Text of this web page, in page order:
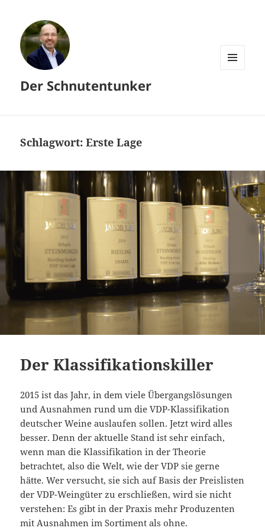
Der Schnutentunker
Schlagwort:Erste Lage
Der Klassifikationskiller
2015 ist das Jahr, in dem viele Übergangslösungen
und Ausnahmen rund um die VDP-Klassifikation
deutscher Weine auslaufen sollen. Jetzt wird alles
besser. Denn der aktuelle Stand ist sehr einfach,
wenn man die Klassifikation in der Theorie
betrachtet, also die Welt, wie der VDP sie gerne
hätte. Wer versucht, sie sich auf Basis der Preislisten
der VDP-Weingüter zu erschließen, wird sie nicht
verstehen: Es gibt in der Praxis mehr Produzenten
mit Ausnahmen im Sortiment als ohne.